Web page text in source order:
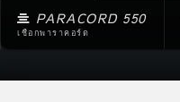
PARACORD 550
เชือกพาราคอร์ด